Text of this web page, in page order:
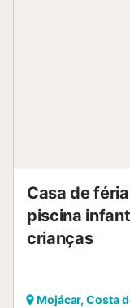
Casa de
piscina
crianças
Mojácar, Costa